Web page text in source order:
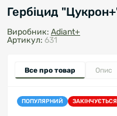
Гербіцид
Виробник: Adiant+
Артикул: 631
Все про товар Опис
ПОПУЛЯРНИЙ ЗАКІНЧУЄТЬСЯ